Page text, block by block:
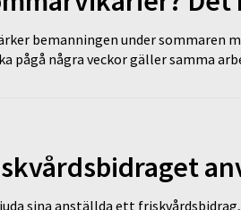
bemanningen under sommaren
pågå några veckor gäller samma
sina anställda ett